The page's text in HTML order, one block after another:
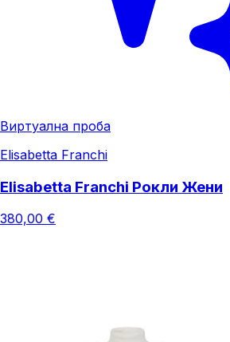
Виртуална проба
Elisabetta Franchi
Elisabetta Franchi Рокли Жени
380,00 €